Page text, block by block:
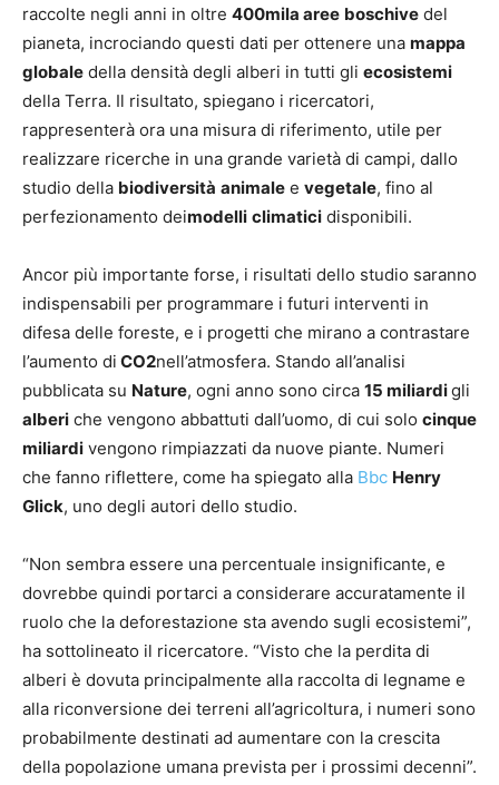
raccolte negli anni in oltre 400mila aree boschive del
pianeta, incrociando questi dati per ottenere una mappa
globale della densità degli alberi in tutti gli ecosistemi
della Terra. Il risultato, spiegano i ricercatori,
rappresenterà ora una misura di riferimento, utile per
realizzare ricerche in una grande varietà di campi, dallo
studio della biodiversità animale e vegetale, fino al
perfezionamento deimodelli climatici disponibili.
Ancor più importante forse, i risultati dello studio saranno
indispensabili per programmare i futuri interventi in
difesa delle foreste, e i progetti che mirano a contrastare
l’aumento di CO2nell’atmosfera. Stando all’analisi
pubblicata su Nature, ogni anno sono circa 15 miliardigli
alberi che vengono abbattuti dall’uomo, di cui solo cinque
miliardi vengono rimpiazzati da nuove piante. Numeri
che fanno riflettere, come ha spiegato alla Bbc Henry
Glick, uno degli autori dello studio.
“Non sembra essere una percentuale insignificante, e
dovrebbe quindi portarci a considerare accuratamente il
ruolo che la deforestazione sta avendo sugli ecosistemi”,
ha sottolineato il ricercatore. “Visto che la perdita di
alberi è dovuta principalmente alla raccolta di legname e
alla riconversione dei terreni all’agricoltura, i numeri sono
probabilmente destinati ad aumentare con la crescita
della popolazione umana prevista per i prossimi decenni”.